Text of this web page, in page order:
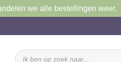
we alle bestellingen weer.
Producten
zoeken